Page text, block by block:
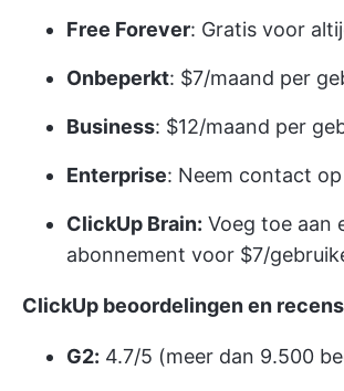
Free Forever: Gratis voor
Onbeperkt: $7/maand per
Business: $12/maand per
Enterprise: Neem contact
ClickUp Brain: Voeg toe aan
abonnement voor $7/
ClickUp beoordelingen en
G2: 4.7/5 (meer dan 9.500